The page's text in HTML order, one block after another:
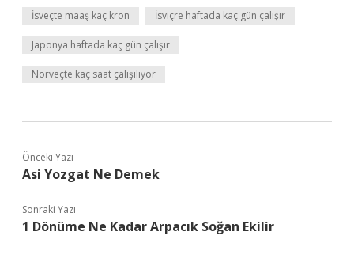
İsveçte maaş kaç kron İsviçre haftada kaç gün çalışır
Japonya haftada kaç gün çalışır
Norveçte kaç saat çalışılıyor
Önceki Yazı
Asi Yozgat Ne Demek
Sonraki Yazı
1 Dönüme Ne Kadar Arpacık Soğan Ekilir